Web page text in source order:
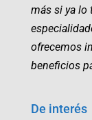
más si ya lo
ofrecemos
beneficios
De interés